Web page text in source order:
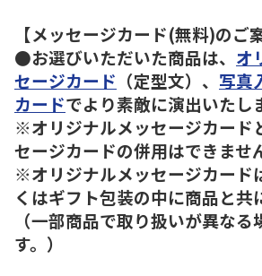
【メッセージカード(無料)のご
●お選びいただいた商品は、 オ
セージカード （定型文）、 写真
カードでより素敵に演出いたし
※オリジナルメッセージカード
セージカードの併用はできませ
※オリジナルメッセージカード
くはギフト包装の中に商品と共
（一部商品で取り扱いが異なる
す。）